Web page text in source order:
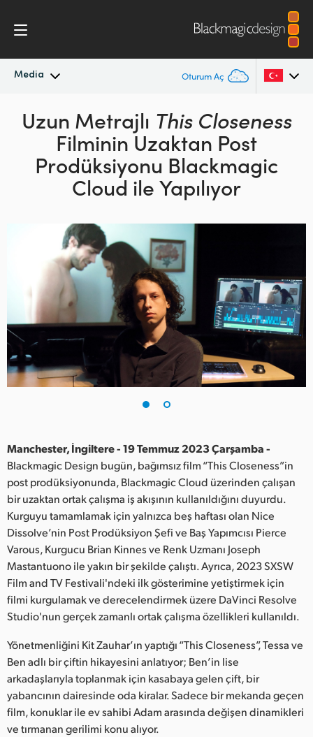
Media Oturum Aç
En Son Haberler
Haber Arşivi
Basın Resimleri
Argentina
Australia
Austria
Canada
China
Denmark
Finland
Germany
India
Italy
Japan
Korea
Mexico
Malaysia
Netherlands
New Zealand
Norway
Poland
Uzun Metrajlı This Closeness
Filminin Uzaktan Post
Prodüksiyonu Blackmagic
Cloud ile Yapılıyor
Manchester, İngiltere - 19 Temmuz 2023 Çarşamba -
Blackmagic Design bugün, bağımsız film “This Closeness”in
post prodüksiyonunda, Blackmagic Cloud üzerinden çalışan
bir uzaktan ortak çalışma iş akışının kullanıldığını duyurdu.
Kurguyu tamamlamak için yalnızca beş haftası olan Nice
Dissolve’nin Post Prodüksiyon Şefi ve Baş Yapımcısı Pierce
Varous, Kurgucu Brian Kinnes ve Renk Uzmanı Joseph
Mastantuono ile yakın bir şekilde çalıştı. Ayrıca, 2023 SXSW
Film and TV Festivali'ndeki ilk gösterimine yetiştirmek için
filmi kurgulamak ve derecelendirmek üzere DaVinci Resolve
Studio'nun gerçek zamanlı ortak çalışma özellikleri kullanıldı.
Yönetmenliğini Kit Zauhar’ın yaptığı “This Closeness”, Tessa ve
Ben adlı bir çiftin hikayesini anlatıyor; Ben’in lise
arkadaşlarıyla toplanmak için kasabaya gelen çift, bir
yabancının dairesinde oda kiralar. Sadece bir mekanda geçen
film, konuklar ile ev sahibi Adam arasında değişen dinamikleri
ve tırmanan gerilimi konu alıyor.